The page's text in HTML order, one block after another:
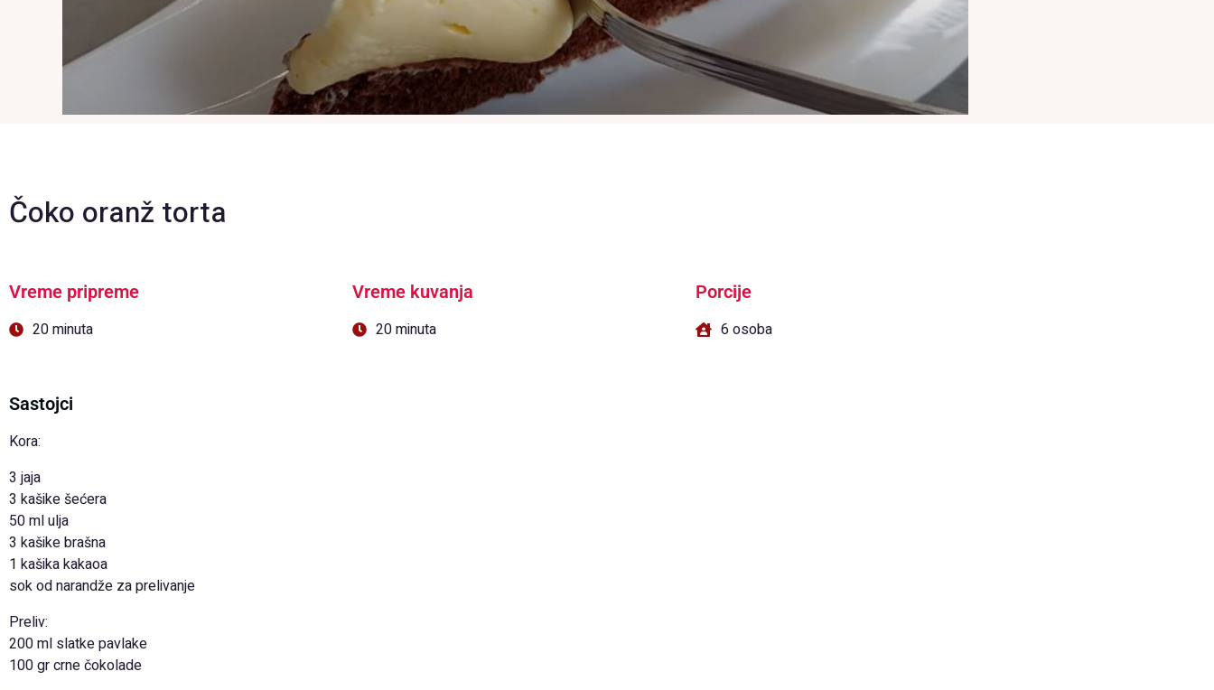
Čoko oranž torta
Vreme pripreme
20 minuta
Vreme kuvanja
20 minuta
Porcije
6 osoba
Sastojci
Kora:
3 jaja
3 kašike šećera
50 ml ulja
3 kašike brašna
1 kašika kakaoa
sok od narandže za prelivanje
Preliv:
200 ml slatke pavlake
100 gr crne čokolade